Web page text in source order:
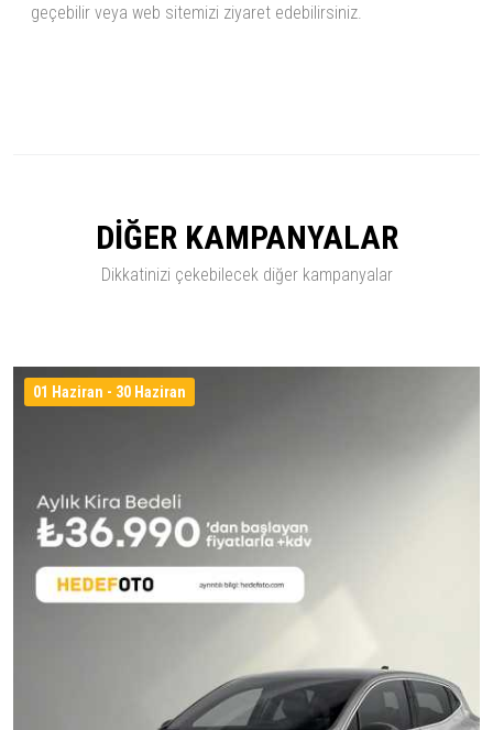
geçebilir veya web sitemizi ziyaret edebilirsiniz.
DİĞER KAMPANYALAR
Dikkatinizi çekebilecek diğer kampanyalar
01 Haziran - 30 Haziran